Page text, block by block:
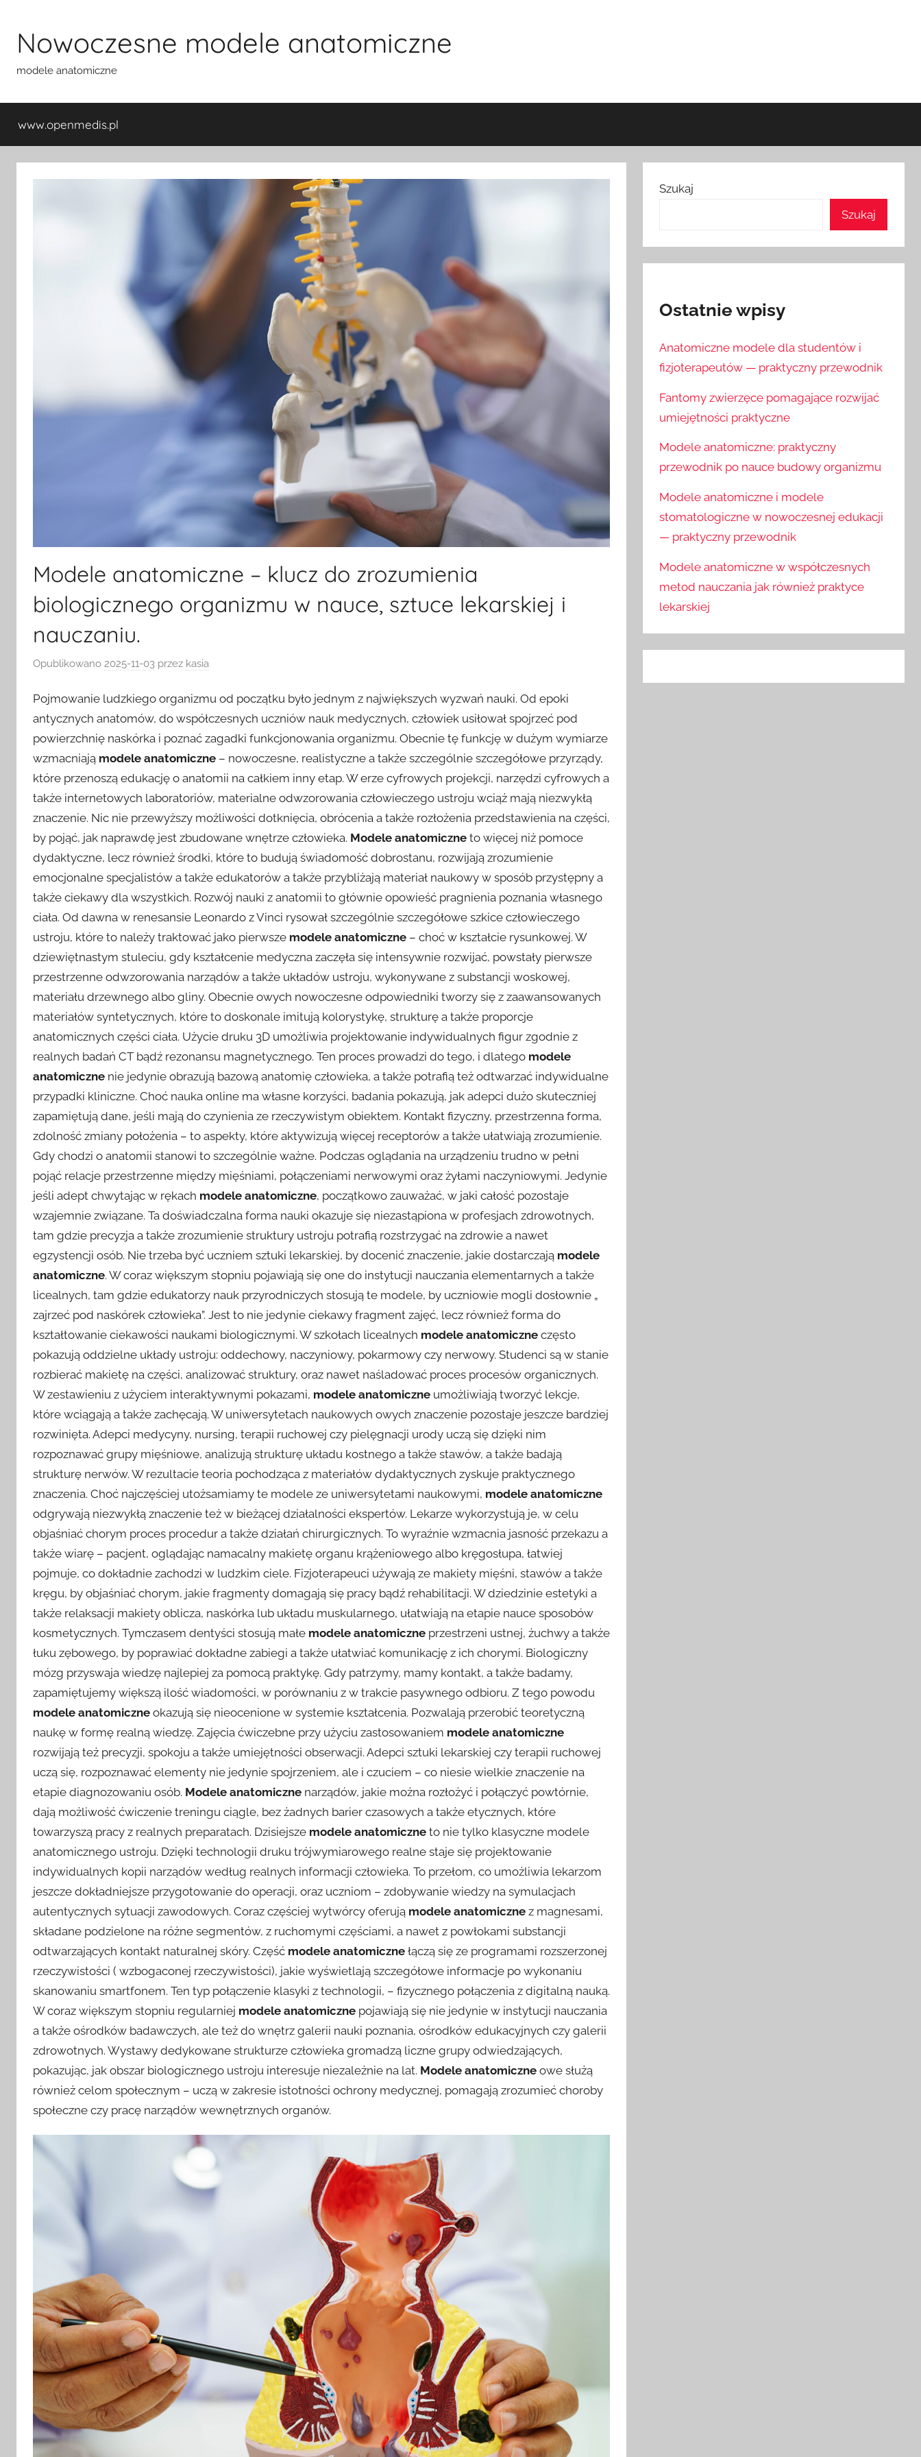
treściNowoczesne modele anatomiczne
modele anatomiczne
www.openmedis.pl
Modele anatomiczne – klucz do zrozumienia
biologicznego organizmu w nauce, sztuce lekarskiej i
nauczaniu.
Opublikowano 2025-11-03 przez kasia
Pojmowanie ludzkiego organizmu od początku było jednym z największych wyzwań nauki. Od epoki
antycznych anatomów, do współczesnych uczniów nauk medycznych, człowiek usiłował spojrzeć pod
powierzchnię naskórka i poznać zagadki funkcjonowania organizmu. Obecnie tę funkcję w dużym wymiarze
wzmacniają modele anatomiczne – nowoczesne, realistyczne a także szczególnie szczegółowe przyrządy,
które przenoszą edukację o anatomii na całkiem inny etap. W erze cyfrowych projekcji, narzędzi cyfrowych a
także internetowych laboratoriów, materialne odwzorowania człowieczego ustroju wciąż mają niezwykłą
znaczenie. Nic nie przewyższy możliwości dotknięcia, obrócenia a także rozłożenia przedstawienia na części,
by pojąć, jak naprawdę jest zbudowane wnętrze człowieka. Modele anatomiczne to więcej niż pomoce
dydaktyczne, lecz również środki, które to budują świadomość dobrostanu, rozwijają zrozumienie
emocjonalne specjalistów a także edukatorów a także przybliżają materiał naukowy w sposób przystępny a
także ciekawy dla wszystkich. Rozwój nauki z anatomii to głównie opowieść pragnienia poznania własnego
ciała. Od dawna w renesansie Leonardo z Vinci rysował szczególnie szczegółowe szkice człowieczego
ustroju, które to należy traktować jako pierwsze modele anatomiczne – choć w kształcie rysunkowej. W
dziewiętnastym stuleciu, gdy kształcenie medyczna zaczęła się intensywnie rozwijać, powstały pierwsze
przestrzenne odwzorowania narządów a także układów ustroju, wykonywane z substancji woskowej,
materiału drzewnego albo gliny. Obecnie owych nowoczesne odpowiedniki tworzy się z zaawansowanych
materiałów syntetycznych, które to doskonale imitują kolorystykę, strukturę a także proporcje
anatomicznych części ciała. Użycie druku 3D umożliwia projektowanie indywidualnych figur zgodnie z
realnych badań CT bądź rezonansu magnetycznego. Ten proces prowadzi do tego, i dlatego modele
anatomiczne nie jedynie obrazują bazową anatomię człowieka, a także potrafią też odtwarzać indywidualne
przypadki kliniczne. Choć nauka online ma własne korzyści, badania pokazują, jak adepci dużo skuteczniej
zapamiętują dane, jeśli mają do czynienia ze rzeczywistym obiektem. Kontakt fizyczny, przestrzenna forma,
zdolność zmiany położenia – to aspekty, które aktywizują więcej receptorów a także ułatwiają zrozumienie.
Gdy chodzi o anatomii stanowi to szczególnie ważne. Podczas oglądania na urządzeniu trudno w pełni
pojąć relacje przestrzenne między mięśniami, połączeniami nerwowymi oraz żyłami naczyniowymi. Jedynie
jeśli adept chwytając w rękach modele anatomiczne, początkowo zauważać, w jaki całość pozostaje
wzajemnie związane. Ta doświadczalna forma nauki okazuje się niezastąpiona w profesjach zdrowotnych,
tam gdzie precyzja a także zrozumienie struktury ustroju potrafią rozstrzygać na zdrowie a nawet
egzystencji osób. Nie trzeba być uczniem sztuki lekarskiej, by docenić znaczenie, jakie dostarczają modele
anatomiczne. W coraz większym stopniu pojawiają się one do instytucji nauczania elementarnych a także
licealnych, tam gdzie edukatorzy nauk przyrodniczych stosują te modele, by uczniowie mogli dosłownie „
zajrzeć pod naskórek człowieka”. Jest to nie jedynie ciekawy fragment zajęć, lecz również forma do
kształtowanie ciekawości naukami biologicznymi. W szkołach licealnych modele anatomiczne często
pokazują oddzielne układy ustroju: oddechowy, naczyniowy, pokarmowy czy nerwowy. Studenci są w stanie
rozbierać makietę na części, analizować struktury, oraz nawet naśladować proces procesów organicznych.
W zestawieniu z użyciem interaktywnymi pokazami, modele anatomiczne umożliwiają tworzyć lekcje,
które wciągają a także zachęcają. W uniwersytetach naukowych owych znaczenie pozostaje jeszcze bardziej
rozwinięta. Adepci medycyny, nursing, terapii ruchowej czy pielęgnacji urody uczą się dzięki nim
rozpoznawać grupy mięśniowe, analizują strukturę układu kostnego a także stawów, a także badają
strukturę nerwów. W rezultacie teoria pochodząca z materiałów dydaktycznych zyskuje praktycznego
znaczenia. Choć najczęściej utożsamiamy te modele ze uniwersytetami naukowymi, modele anatomiczne
odgrywają niezwykłą znaczenie też w bieżącej działalności ekspertów. Lekarze wykorzystują je, w celu
objaśniać chorym proces procedur a także działań chirurgicznych. To wyraźnie wzmacnia jasność przekazu a
także wiarę – pacjent, oglądając namacalny makietę organu krążeniowego albo kręgosłupa, łatwiej
pojmuje, co dokładnie zachodzi w ludzkim ciele. Fizjoterapeuci używają ze makiety mięśni, stawów a także
kręgu, by objaśniać chorym, jakie fragmenty domagają się pracy bądź rehabilitacji. W dziedzinie estetyki a
także relaksacji makiety oblicza, naskórka lub układu muskularnego, ułatwiają na etapie nauce sposobów
kosmetycznych. Tymczasem dentyści stosują małe modele anatomiczne przestrzeni ustnej, żuchwy a także
łuku zębowego, by poprawiać dokładne zabiegi a także ułatwiać komunikację z ich chorymi. Biologiczny
mózg przyswaja wiedzę najlepiej za pomocą praktykę. Gdy patrzymy, mamy kontakt, a także badamy,
zapamiętujemy większą ilość wiadomości, w porównaniu z w trakcie pasywnego odbioru. Z tego powodu
modele anatomiczne okazują się nieocenione w systemie kształcenia. Pozwalają przerobić teoretyczną
naukę w formę realną wiedzę. Zajęcia ćwiczebne przy użyciu zastosowaniem modele anatomiczne
rozwijają też precyzji, spokoju a także umiejętności obserwacji. Adepci sztuki lekarskiej czy terapii ruchowej
uczą się, rozpoznawać elementy nie jedynie spojrzeniem, ale i czuciem – co niesie wielkie znaczenie na
etapie diagnozowaniu osób. Modele anatomiczne narządów, jakie można rozłożyć i połączyć powtórnie,
dają możliwość ćwiczenie treningu ciągle, bez żadnych barier czasowych a także etycznych, które
towarzyszą pracy z realnych preparatach. Dzisiejsze modele anatomiczne to nie tylko klasyczne modele
anatomicznego ustroju. Dzięki technologii druku trójwymiarowego realne staje się projektowanie
indywidualnych kopii narządów według realnych informacji człowieka. To przełom, co umożliwia lekarzom
jeszcze dokładniejsze przygotowanie do operacji, oraz uczniom – zdobywanie wiedzy na symulacjach
autentycznych sytuacji zawodowych. Coraz częściej wytwórcy oferują modele anatomiczne z magnesami,
składane podzielone na różne segmentów, z ruchomymi częściami, a nawet z powłokami substancji
odtwarzających kontakt naturalnej skóry. Część modele anatomiczne łączą się ze programami rozszerzonej
rzeczywistości ( wzbogaconej rzeczywistości), jakie wyświetlają szczegółowe informacje po wykonaniu
skanowaniu smartfonem. Ten typ połączenie klasyki z technologii, – fizycznego połączenia z digitalną nauką.
W coraz większym stopniu regularniej modele anatomiczne pojawiają się nie jedynie w instytucji nauczania
a także ośrodków badawczych, ale też do wnętrz galerii nauki poznania, ośrodków edukacyjnych czy galerii
zdrowotnych. Wystawy dedykowane strukturze człowieka gromadzą liczne grupy odwiedzających,
pokazując, jak obszar biologicznego ustroju interesuje niezależnie na lat. Modele anatomiczne owe służą
również celom społecznym – uczą w zakresie istotności ochrony medycznej, pomagają zrozumieć choroby
społeczne czy pracę narządów wewnętrznych organów.
Szukaj
Szukaj
Ostatnie wpisy
Anatomiczne modele dla studentów i
fizjoterapeutów — praktyczny przewodnik
Fantomy zwierzęce pomagające rozwijać
umiejętności praktyczne
Modele anatomiczne: praktyczny
przewodnik po nauce budowy organizmu
Modele anatomiczne i modele
stomatologiczne w nowoczesnej edukacji
— praktyczny przewodnik
Modele anatomiczne w współczesnych
metod nauczania jak również praktyce
lekarskiej